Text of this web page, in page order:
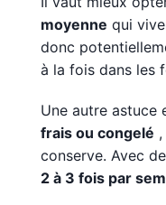
moyenne qui
donc
à la fois dans les
Une autre astuce
frais ou congelé
conserve. Avec
2 à 3 fois par